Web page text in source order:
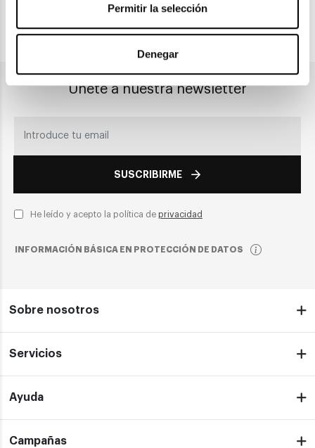
Permitir la selección
Denegar
Únete a nuestra newsletter
SUSCRIBIRME
He leído y acepto la política de privacidad
INFORMACIÓN BÁSICA EN PROTECCIÓN DE DATOS
Sobre nosotros
Servicios
Ayuda
Campañas